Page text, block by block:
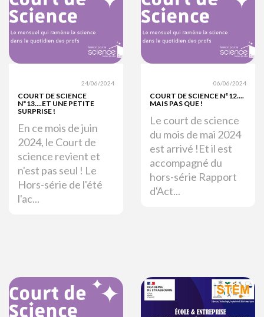
24/06/2024
COURT DE SCIENCE
N°13....ET UNE PETITE
SURPRISE !
En ce mois de juin
2024, le Court de
science revient et
n'est pas seul ! Le
Hors-série de l'été
l'ac...
06/06/2024
COURT DE SCIENCE N°12....
MAIS PAS QUE !
Le court de science
du mois de mai 2024
est arrivé !Et il est
accompagné du
hors-série Rapport
d'Act...